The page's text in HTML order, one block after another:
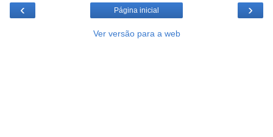
‹ ›
Página inicial
Ver versão para a web